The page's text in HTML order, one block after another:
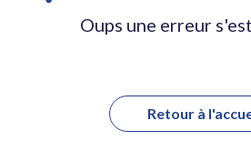
Oups une erreur
Retour à